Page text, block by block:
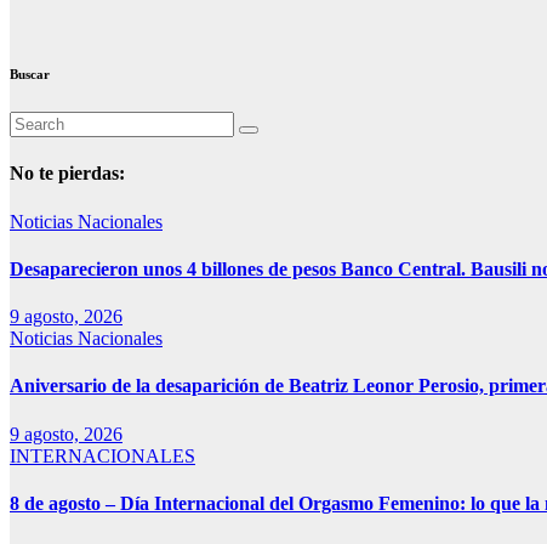
Buscar
No te pierdas:
Noticias Nacionales
Desaparecieron unos 4 billones de pesos Banco Central. Bausili
9 agosto, 2026
Noticias Nacionales
Aniversario de la desaparición de Beatriz Leonor Perosio,
9 agosto, 2026
INTERNACIONALES
8 de agosto – Día Internacional del Orgasmo Femenino: lo que